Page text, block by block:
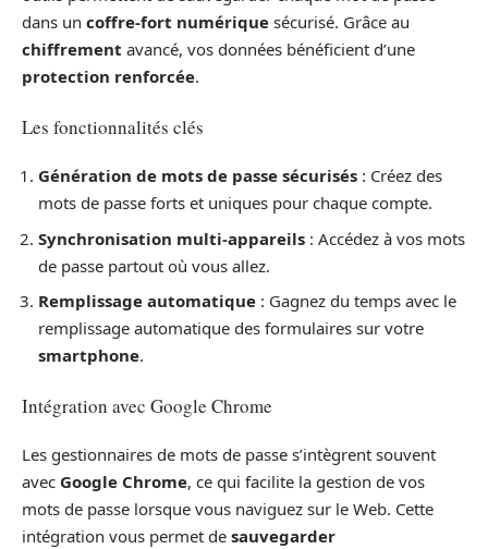
dans un coffre-fort numérique sécurisé. Grâce au
chiffrement avancé, vos données bénéficient d’une
protection renforcée.
Les fonctionnalités clés
Génération de mots de passe sécurisés : Créez des
mots de passe forts et uniques pour chaque compte.
Synchronisation multi-appareils : Accédez à vos mots
de passe partout où vous allez.
Remplissage automatique : Gagnez du temps avec le
remplissage automatique des formulaires sur votre
smartphone.
Intégration avec Google Chrome
Les gestionnaires de mots de passe s’intègrent souvent
avec Google Chrome, ce qui facilite la gestion de vos
mots de passe lorsque vous naviguez sur le Web. Cette
intégration vous permet de sauvegarder